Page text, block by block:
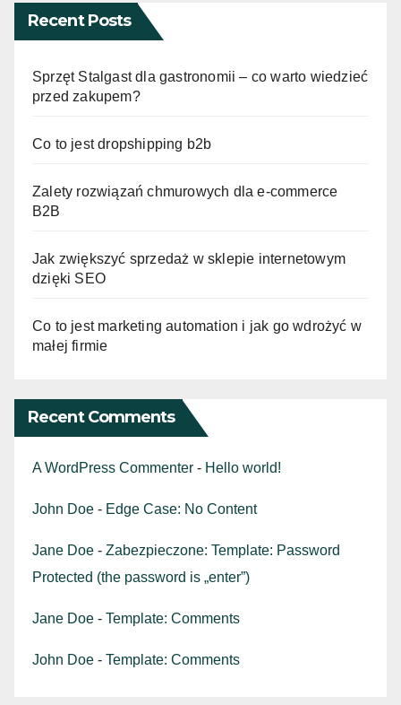
Recent Posts
Sprzęt Stalgast dla gastronomii – co warto wiedzieć
przed zakupem?
Co to jest dropshipping b2b
Zalety rozwiązań chmurowych dla e-commerce
B2B
Jak zwiększyć sprzedaż w sklepie internetowym
dzięki SEO
Co to jest marketing automation i jak go wdrożyć w
małej firmie
Recent Comments
A WordPress Commenter - Hello world!
John Doe - Edge Case: No Content
Jane Doe - Zabezpieczone: Template: Password
Protected (the password is „enter”)
Jane Doe - Template: Comments
John Doe - Template: Comments